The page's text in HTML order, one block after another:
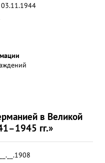
03.11.1944
в Великой
гг.»
__.__.1908